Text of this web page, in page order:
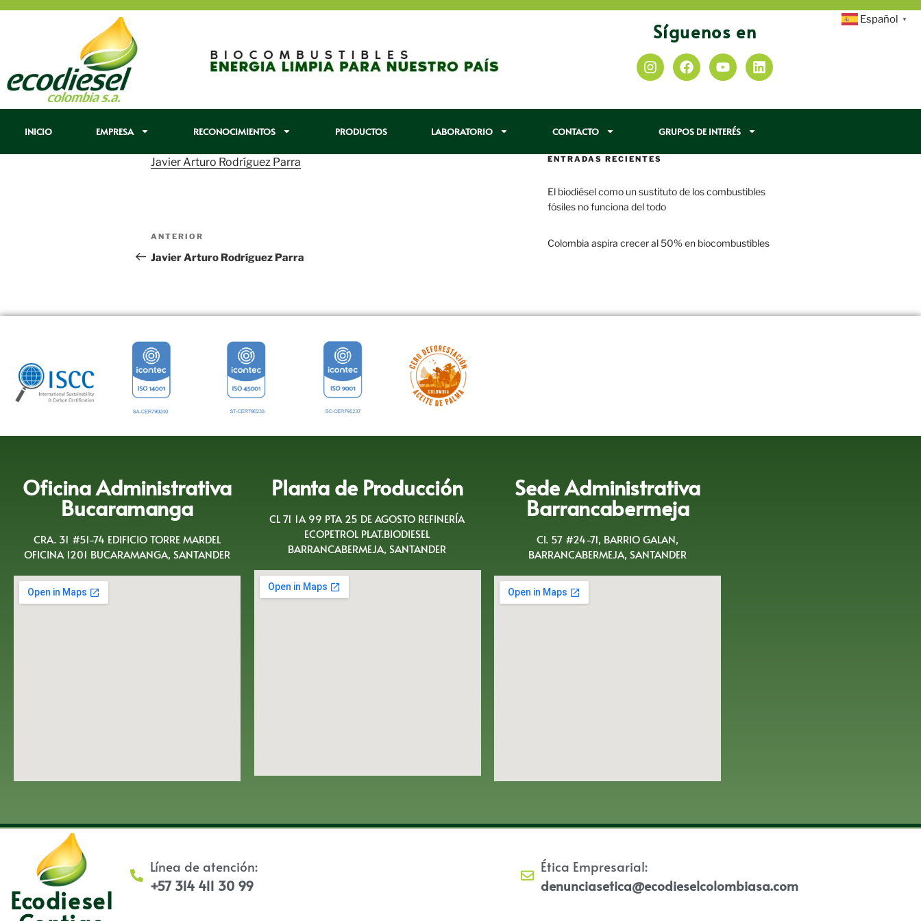
Síguenos en
INICIO EMPRESA RECONOCIMIENTOS PRODUCTOS LABORATORIO CONTACTO GRUPOS DE INTERÉS
Javier Arturo Rodríguez Parra
ANTERIOR
Javier Arturo Rodríguez Parra
ENTRADAS RECIENTES
El biodiésel como un sustituto de los combustibles
fósiles no funciona del todo
Colombia aspira crecer al 50% en biocombustibles
Oficina Administrativa
Bucaramanga
CRA. 31 #51-74 EDIFICIO TORRE MARDEL
OFICINA 1201 BUCARAMANGA, SANTANDER
Planta de Producción
CL 71 1A 99 PTA 25 DE AGOSTO REFINERÍA
ECOPETROL PLAT.BIODIESEL
BARRANCABERMEJA, SANTANDER
Sede Administrativa
Barrancabermeja
Cl. 57 #24-71, BARRIO GALAN,
BARRANCABERMEJA, SANTANDER
Ecodiesel
Línea de atención:
+57 314 411 30 99
Ética Empresarial:
denunciasetica@ecodieselcolombiasa.com
Español ▼